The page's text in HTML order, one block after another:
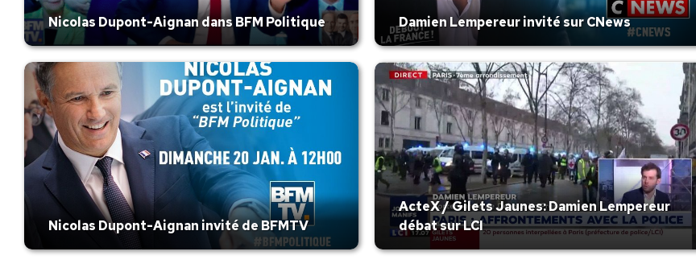
Nicolas Dupont-Aignan dans BFM Politique Damien Lempereur invité sur CNews
Nicolas Dupont-Aignan invité de BFMTV
ActeX / Gilets Jaunes: Damien Lempereur
débat sur LCI